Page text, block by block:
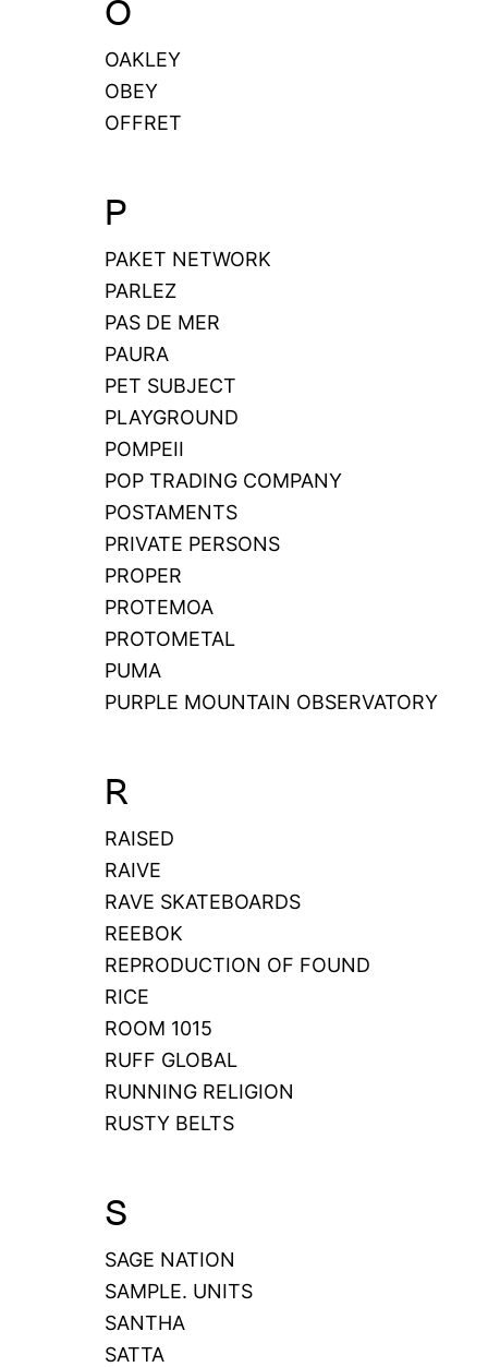
O
OAKLEY
OBEY
OFFRET
P
PAKET NETWORK
PARLEZ
PAS DE MER
PAURA
PET SUBJECT
PLAYGROUND
POMPEII
POP TRADING COMPANY
POSTAMENTS
PRIVATE PERSONS
PROPER
PROTEMOA
PROTOMETAL
PUMA
PURPLE MOUNTAIN OBSERVATORY
R
RAISED
RAIVE
RAVE SKATEBOARDS
REEBOK
REPRODUCTION OF FOUND
RICE
ROOM 1015
RUFF GLOBAL
RUNNING RELIGION
RUSTY BELTS
S
SAGE NATION
SAMPLE. UNITS
SANTHA
SATTA